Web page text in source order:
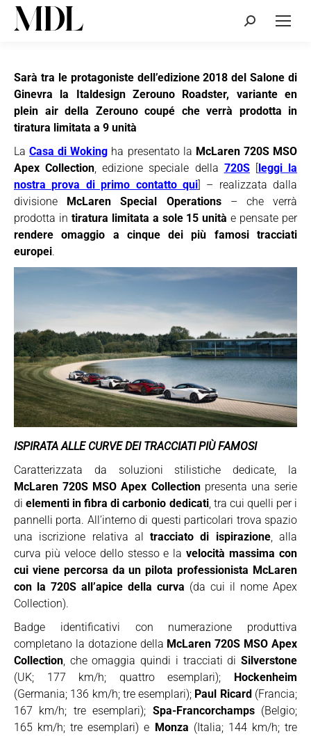
Cerca:
Sarà tra le protagoniste dell’edizione 2018 del Salone di
Ginevra la Italdesign Zerouno Roadster, variante en
plein air della Zerouno coupé che verrà prodotta in
tiratura limitata a 9 unità
LaCasa di Woking ha presentato la McLaren 720S MSO
Apex Collection, edizione speciale della 720S[leggi la
nostra prova di primo contatto qui] – realizzata dalla
divisione McLaren Special Operations– che verrà
prodotta in tiratura limitata a sole 15 unità e pensate per
rendere omaggio a cinque dei più famosi tracciati
europei.
ISPIRATA ALLE CURVE DEI TRACCIATI PIÙ FAMOSI
Caratterizzata da soluzioni stilistiche dedicate, la
McLaren 720S MSO Apex Collectionpresenta una serie
dielementi in fibra di carbonio dedicati, tra cui quelli per i
pannelli porta. All’interno di questi particolari trova spazio
una iscrizione relativa altracciato di ispirazione, alla
curva più veloce dello stesso e lavelocità massima con
cui viene percorsa da un pilota professionista McLaren
con la 720S all’apice della curva (da cui il nome Apex
Collection).
Badge identificativi con numerazione produttiva
completano la dotazione della McLaren 720S MSO Apex
Collection , che omaggia quindi i tracciati di Silverstone
(UK; 177 km/h; quattro esemplari); Hockenheim
(Germania; 136 km/h; tre esemplari); Paul Ricard(Francia;
167 km/h; tre esemplari); Spa-Francorchamps(Belgio;
165 km/h; tre esemplari) e Monza (Italia; 144 km/h; tre